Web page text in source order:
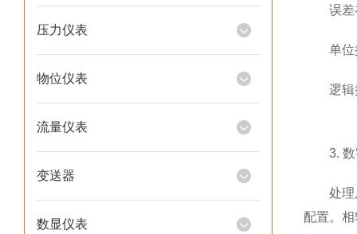
压力仪表
物位仪表
流量仪表
变送器
数显仪表
误差补
单位换
逻辑控
3. 数
处理后
配置。